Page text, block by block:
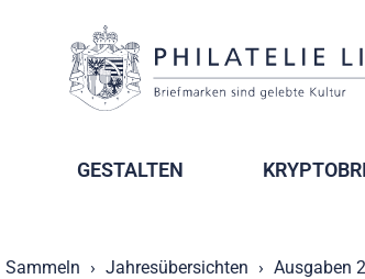
GESTALTEN
Sammeln Jahresübersichten Ausgaben